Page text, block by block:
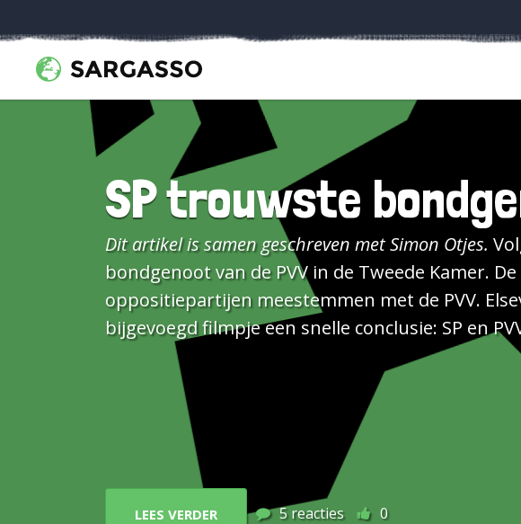
SP trouwste
Dit artikel is samen geschreven met Simon Otjes.
bondgenoot van de PVV in de Tweede Kamer.
oppositiepartijen meestemmen met de PVV.
bijgevoegd filmpje een snelle conclusie: SP en
fuseren, want grote inhoudelijke verschillen
de SP en de PVV vrijwel altijd hetzelfde
is echter totale onzin.
LEES VERDER 5reacties 0